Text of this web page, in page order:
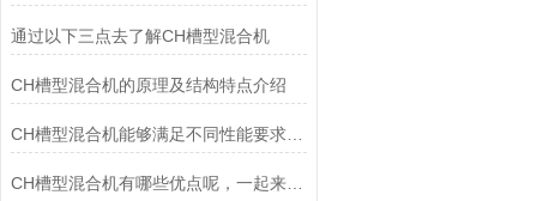
通过以下三点去了解CH槽型混合机
CH槽型混合机的原理及结构特点介绍
CH槽型混合机能够满足不同性能要求的干粉砂浆的生产
CH槽型混合机有哪些优点呢，一起来看看吧